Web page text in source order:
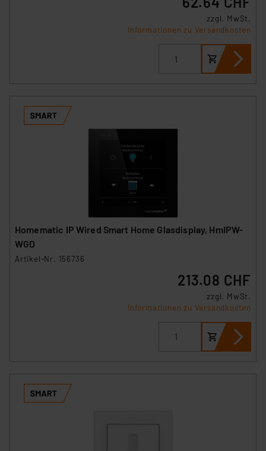
den Button „Ablehnen oder Einstellungen“ abrufbar. Sie
können die Verwendung nicht notwendiger Cookies
ablehnen oder ihr ganz oder teilweise zustimmen. Ihre
erteilte Zustimmung können Sie jederzeit unter dem
Link „Cookie Einstellungen“ anpassen oder widerrufen.
Die Rechtmäßigkeit der Speicherung, Abrufung und
Analyse bis zum Zeitpunkt des Widerrufs bleibt hiervon
unberührt. Ihre Browser-Einstellungen können dazu
gespeichert werden und dieses Banner erneut
„Einige Drittanbieter verarbeiten personenbezogene
Daten in den USA. Ihre Einwilligung zur Einbindung von
Cookies dieser Drittanbieter umfasst daher ggf. auch
die Verarbeitung Ihrer Daten in den USA gemäß Art. 49
(1) lit. a DSGVO. Nähere Infos zu diesen Drittanbietern
und zu der jeweiligen Datenübermittlung erhalten Sie in
der Datenschutzerklärung. Für die USA besteht kein
Angemessenheitsbeschluss der EU. Dies bedeutet,
dass die USA als Land mit unzureichendem
Datenschutz nach EU-Standards eingestuft wird. So
besteht etwa das Risiko, dass US-Behörden
Unsere Kooperation mit diesen Dienstleistern stützt
sich auf die Standarddatenschutzklauseln der
zzgl. MwSt.
Informationen zu Versandkosten
Homematic IP Wired Smart Home Glasdisplay, HmIPW-
WGD
Artikel-Nr. 156736
213.08 CHF
zzgl. MwSt.
Informationen zu Versandkosten